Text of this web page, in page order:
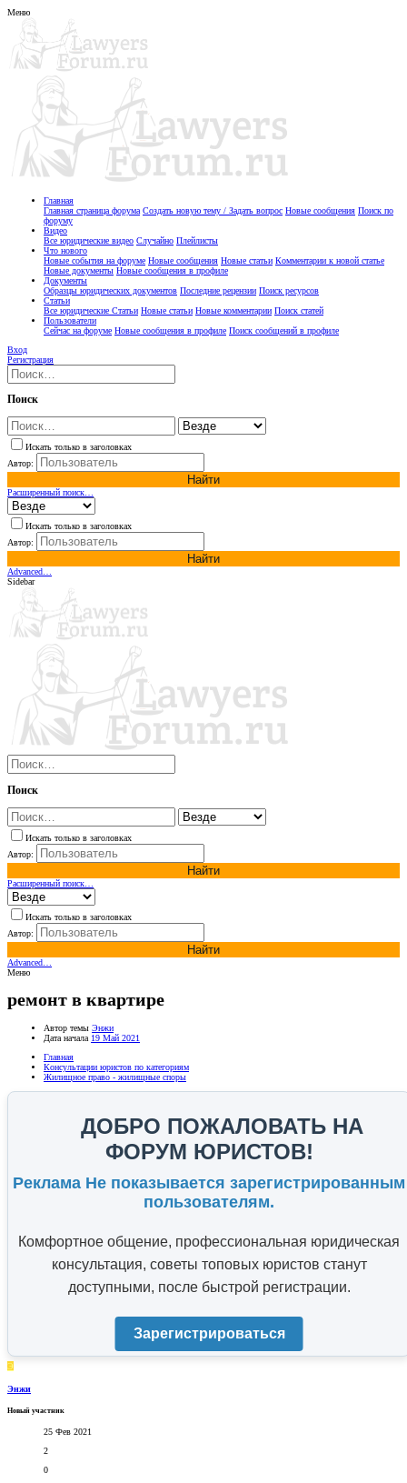
Меню
Главная
Главная страница форума Создать новую тему / Задать вопрос Новые сообщения Поиск по
форуму
Видео
Все юридические видео Случайно Плейлисты
Что нового
Новые события на форуме Новые сообщения Новые статьи Комментарии к новой статье
Новые документы Новые сообщения в профиле
Документы
Образцы юридических документов Последние рецензии Поиск ресурсов
Статьи
Все юридические Статьи Новые статьи Новые комментарии Поиск статей
Пользователи
Сейчас на форуме Новые сообщения в профиле Поиск сообщений в профиле
Вход
Регистрация
Поиск
Искать только в заголовках
Автор:
Найти
Расширенный поиск…
Искать только в заголовках
Автор:
Найти
Advanced…
Sidebar
Поиск
Искать только в заголовках
Автор:
Найти
Расширенный поиск…
Искать только в заголовках
Автор:
Найти
Advanced…
Меню
ремонт в квартире
Автор темы Энжи
Дата начала 19 Май 2021
Главная
Консультации юристов по категориям
Жилищное право - жилищные споры
ДОБРО ПОЖАЛОВАТЬ НА
ФОРУМ ЮРИСТОВ!
Реклама Не показывается зарегистрированным
пользователям.
Комфортное общение, профессиональная юридическая
консультация, советы топовых юристов станут
доступными, после быстрой регистрации.
Зарегистрироваться
Э
Энжи
Новый участник
25 Фев 2021
2
0